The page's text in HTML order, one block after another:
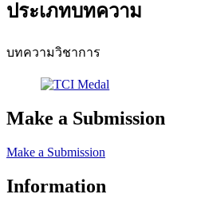
ประเภทบทความ
บทความวิชาการ
Make a Submission
Make a Submission
Information